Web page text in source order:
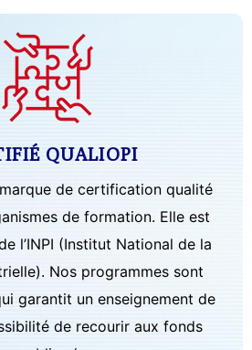
QUALIOPI
de certification qualité
de formation. Elle est
l’INPI (Institut National de la
Nos programmes sont
garantit un enseignement de
de recourir aux fonds